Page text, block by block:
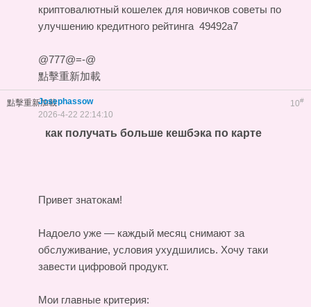
криптовалютный кошелек для новичков советы по
улучшению кредитного рейтинга 49492a7
@777@=-@
點擊重新加載
點擊重新加載 10#
Josephassow
2026-4-22 22:14:10
как получать больше кешбэка по карте
Привет знатокам!
Надоело уже — каждый месяц снимают за
обслуживание, условия ухудшились. Хочу таки
завести цифровой продукт.
Мои главные критерия: